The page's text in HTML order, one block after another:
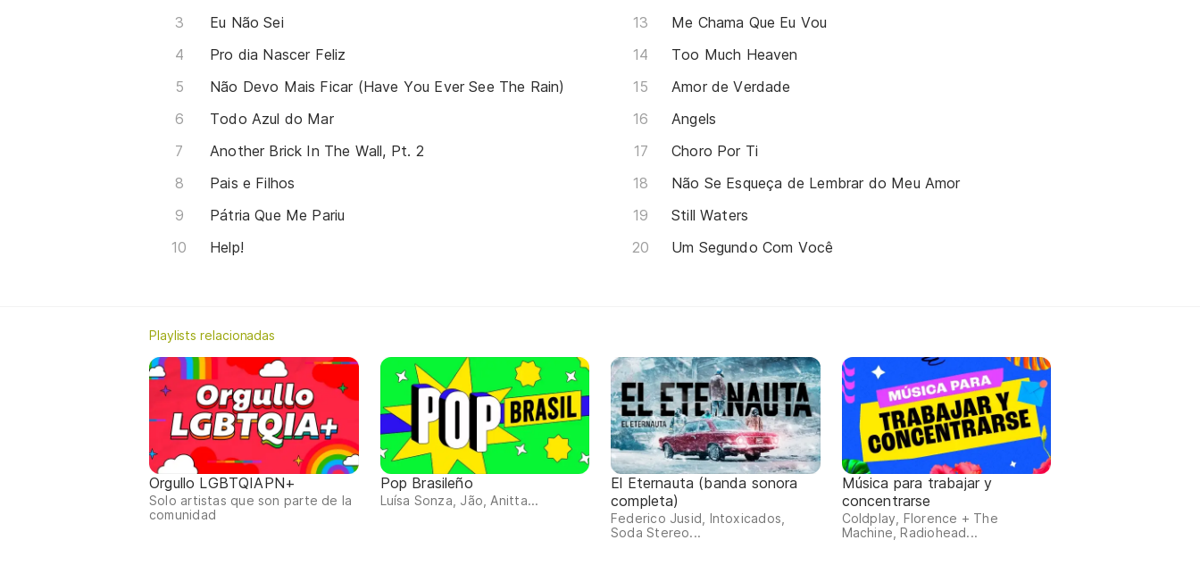
Eu Não Sei
Pro dia Nascer Feliz
Não Devo Mais Ficar (Have You Ever See The Rain)
Todo Azul do Mar
Another Brick In The Wall, Pt. 2
Pais e Filhos
Pátria Que Me Pariu
Help!
Me Chama Que Eu Vou
Too Much Heaven
Amor de Verdade
Angels
Choro Por Ti
Não Se Esqueça de Lembrar do Meu Amor
Still Waters
Um Segundo Com Você
Playlists relacionadas
Orgullo LGBTQIAPN+
Solo artistas que son parte de la
comunidad
Pop Brasileño
Luísa Sonza, Jão, Anitta...
El Eternauta (banda sonora
completa)
Federico Jusid, Intoxicados,
Soda Stereo...
Música para trabajar y
concentrarse
Coldplay, Florence + The
Machine, Radiohead...